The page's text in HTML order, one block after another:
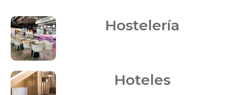
Hostelería
Hoteles